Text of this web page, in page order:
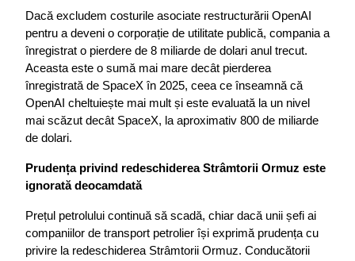
Dacă excludem costurile asociate restructurării OpenAI
pentru a deveni o corporație de utilitate publică, compania a
înregistrat o pierdere de 8 miliarde de dolari anul trecut.
Aceasta este o sumă mai mare decât pierderea
înregistrată de SpaceX în 2025, ceea ce înseamnă că
OpenAI cheltuiește mai mult și este evaluată la un nivel
mai scăzut decât SpaceX, la aproximativ 800 de miliarde
de dolari.
Prudența privind redeschiderea Strâmtorii Ormuz este
ignorată deocamdată
Prețul petrolului continuă să scadă, chiar dacă unii șefi ai
companiilor de transport petrolier își exprimă prudența cu
privire la redeschiderea Strâmtorii Ormuz. Conducătorii